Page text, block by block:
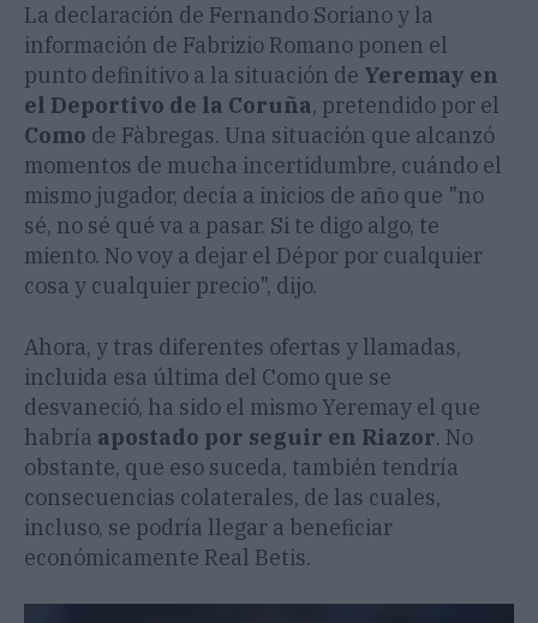
La declaración de Fernando Soriano y la
información de Fabrizio Romano ponen el
punto definitivo a la situación de Yeremay en
el Deportivo de la Coruña, pretendido por el
Como de Fàbregas. Una situación que alcanzó
momentos de mucha incertidumbre, cuándo el
mismo jugador, decía a inicios de año que "no
sé, no sé qué va a pasar. Si te digo algo, te
miento. No voy a dejar el Dépor por cualquier
cosa y cualquier precio", dijo.
Ahora, y tras diferentes ofertas y llamadas,
incluida esa última del Como que se
desvaneció, ha sido el mismo Yeremay el que
habría apostado por seguir en Riazor. No
obstante, que eso suceda, también tendría
consecuencias colaterales, de las cuales,
incluso, se podría llegar a beneficiar
económicamente Real Betis.